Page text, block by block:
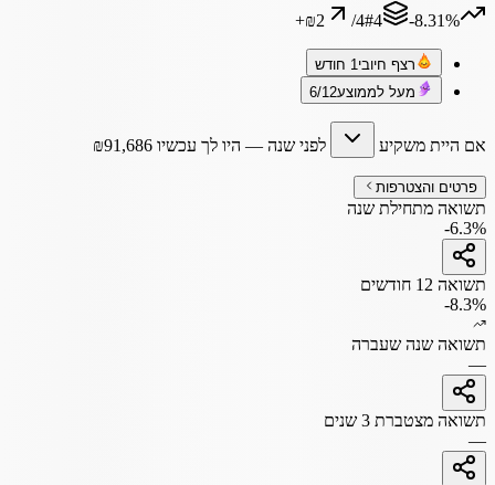
‎-8.31%
#4
/4
+₪2
רצף חיובי 1 חודש
מעל לממוצע6/12
אם היית משקיע לפני שנה — היו לך עכשיו ₪91,686
פרטים והצטרפות
תשואה מתחילת שנה
-6.3%
תשואה 12 חודשים
-8.3%
תשואה שנה שעברה
—
תשואה מצטברת 3 שנים
—